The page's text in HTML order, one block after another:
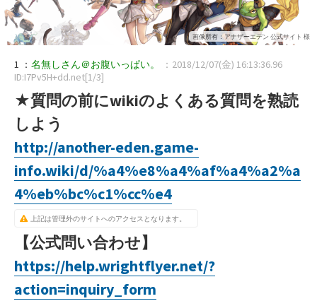
画像所有：アナザーエデン 公式サイト 様
1 ： 名無しさん＠お腹いっぱい。
：2018/12/07(金) 16:13:36.96
ID:I7Pv5H+dd.net[1/3]
★質問の前にwikiのよくある質問を熟読
しよう
http://another-eden.game-
info.wiki/d/%a4%e8%a4%af%a4%a2%a
4%eb%bc%c1%cc%e4
上記は管理外のサイトへのアクセスとなります。
【公式問い合わせ】
https://help.wrightflyer.net/?
action=inquiry_form